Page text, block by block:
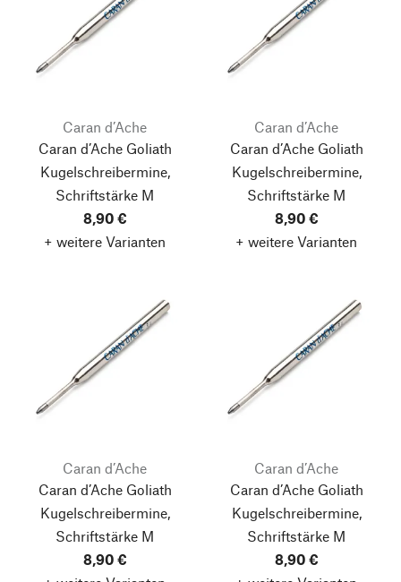
Caran d’Ache
Caran d’Ache Goliath
Kugelschreibermine,
Schriftstärke M
8,90 €
+ weitere Varianten
Caran d’Ache
Caran d’Ache Goliath
Kugelschreibermine,
Schriftstärke M
8,90 €
+ weitere Varianten
Caran d’Ache
Caran d’Ache Goliath
Kugelschreibermine,
Schriftstärke M
8,90 €
Caran d’Ache
Caran d’Ache Goliath
Kugelschreibermine,
Schriftstärke M
8,90 €